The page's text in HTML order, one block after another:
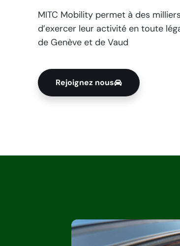
MITC Mobility permet à des
d’exercer leur activité en toute
de Genève et de Vaud
Rejoignez nous